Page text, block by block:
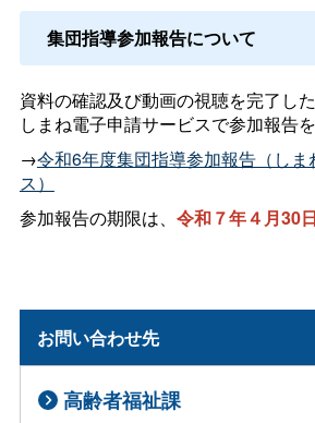
集団指導参加報告について
資料の確認及び動画の視聴を完了し
しまね電子申請サービスで参加報告
→令和6年度集団指導参加報告（し
ス）
参加報告の期限は、 令和７年４月30
お問い合わせ先
高齢者福祉課